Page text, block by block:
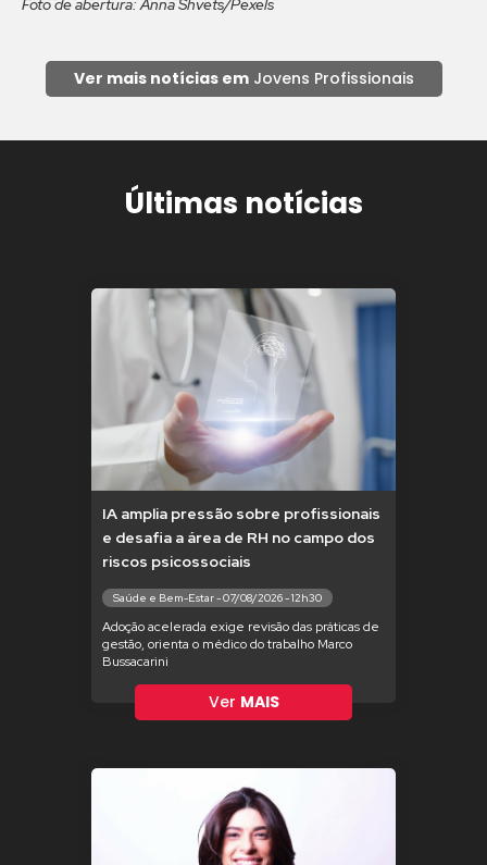
Foto de abertura: Anna Shvets/Pexels
Ver mais notícias emJovens Profissionais
Últimas notícias
IA amplia pressão sobre profissionais
e desafia a área de RH no campo dos
riscos psicossociais
Saúde e Bem-Estar - 07/08/2026 - 12h30
Adoção acelerada exige revisão das práticas de
gestão, orienta o médico do trabalho Marco
Bussacarini
Ver MAIS